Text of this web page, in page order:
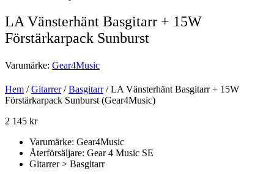
LA Vänsterhänt Basgitarr + 15W
Förstärkarpack Sunburst
Varumärke: Gear4Music
Hem /Gitarrer/Basgitarr/ LA Vänsterhänt Basgitarr + 15W
Förstärkarpack Sunburst (Gear4Music)
2 145 kr
Varumärke: Gear4Music
Återförsäljare: Gear 4 Music SE
Gitarrer > Basgitarr